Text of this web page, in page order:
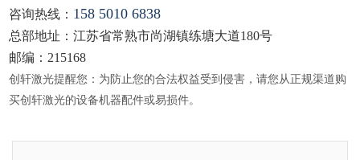
咨询热线： 158 5010 6838
总部地址：江苏省常熟市尚湖镇练塘大道180号
邮编：215168
创轩激光提醒您：为防止您的合法权益受到侵害，请您从正规渠道购
买创轩激光的设备机器配件或易损件。